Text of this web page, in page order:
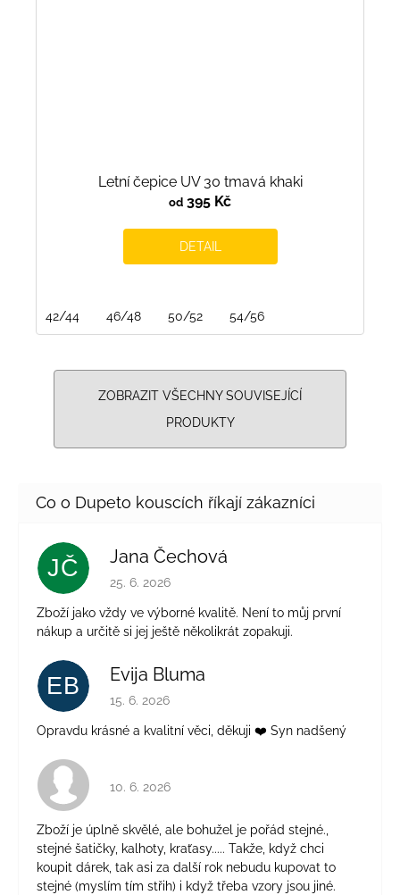
Letní čepice UV 30 tmavá khaki
od 395 Kč
DETAIL
42/44 46/48 50/52 54/56
ZOBRAZIT VŠECHNY SOUVISEJÍCÍ
PRODUKTY
JČ Jana Čechová
Hodnocení obchodu je 5 z 5 hvězdiček.
25. 6. 2026
Zboží jako vždy ve výborné kvalitě. Není to můj první
nákup a určitě si jej ještě několikrát zopakuji.
EB Evija Bluma
Hodnocení obchodu je 5 z 5 hvězdiček.
15. 6. 2026
Opravdu krásné a kvalitní věci, děkuji ❤️ Syn nadšený
Hodnocení obchodu je 4 z 5 hvězdiček.
10. 6. 2026
Zboží je úplně skvělé, ale bohužel je pořád stejné.,
stejné šatičky, kalhoty, kraťasy..... Takže, když chci
koupit dárek, tak asi za další rok nebudu kupovat to
stejné (myslím tím střih) i když třeba vzory jsou jiné.